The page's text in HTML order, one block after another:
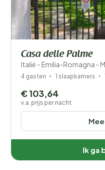
Je vakantie
Kies reisdata en je
Wanneer?
Aantal gasten?
Afstand 1
Casa delle Palme
Italië - Emilia-Romagna -
4 gasten 1 slaapkamers
€ 103,64
v.a. prijs per nacht
Ik ga